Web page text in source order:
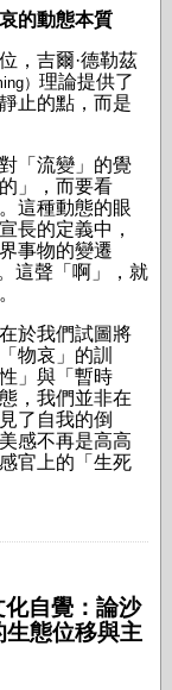
的動態本質
，吉爾·德勒茲
） 理論提供了
止的點，而是
「流變」的覺
」，而要看
這種動態的眼
長的定義中，
事物的變遷
這聲「啊」，就
於我們試圖將
物哀」的訓
」與「暫時
，我們並非在
了自我的倒
感不再是高高
官上的「生死
化自覺：論沙
生態位移與主